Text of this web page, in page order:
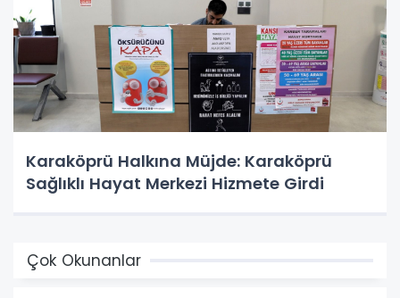
Karaköprü Halkına Müjde: Karaköprü
Sağlıklı Hayat Merkezi Hizmete Girdi
Çok Okunanlar